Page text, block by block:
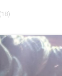
(18)